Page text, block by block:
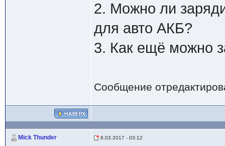
2. Можно ли
для авто АКБ?
3. Как ещё можно
Сообщение
Mick Thunder 8.03.2017 - 03:12